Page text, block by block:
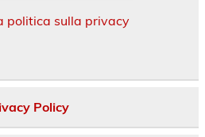
politica sulla privacy
Policy